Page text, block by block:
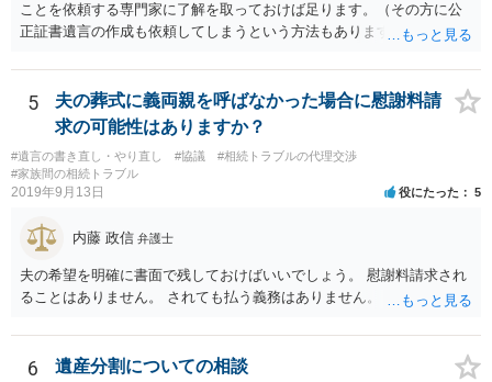
ことを依頼する専門家に了解を取っておけば足ります。（その方に公
正証書遺言の作成も依頼してしまうという方法もあります） 事前に了
ません。 遺言執行者に就任し、遺言執行が完了したときの報酬だけ、
弁護士費用としてかかります。 ・亡くなった際に、法務局に預けた自
筆証書遺言の存在を親族がなかったものにされる可能性 ⇒自筆の遺言
書を法務局に保管した場合、死亡後、法務局に遺言書の有無を照会す
ることになりますので、「法務局に預けた自筆証書遺言の存在を親族
がなかったもの」にすることはできません。 存在をなかったものにす
がありえますが、その予防方法は、遺言者と面談してみないと判断が
難しいです。
5
夫の葬式に義両親を呼ばなかった場合に慰謝料請
求の可能性はありますか？
#遺言の書き直し・やり直し #協議
#相続トラブルの代理交渉
#家族間の相続トラブル
2019年9月13日 役にたった 5
内藤 政信 弁護士
夫の希望を明確に書面で残しておけばいいでしょう。 慰謝料請求され
ることはありません。 されても払う義務はありません。
6 遺産分割についての相談